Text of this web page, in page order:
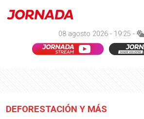
08 agosto 2026 - 19:25 -
DEFORESTACIÓN Y MÁS